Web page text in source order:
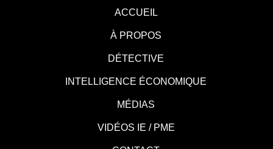
ACCUEIL
À PROPOS
DÉTECTIVE
INTELLIGENCE ÉCONOMIQUE
MÉDIAS
VIDÉOS IE / PME